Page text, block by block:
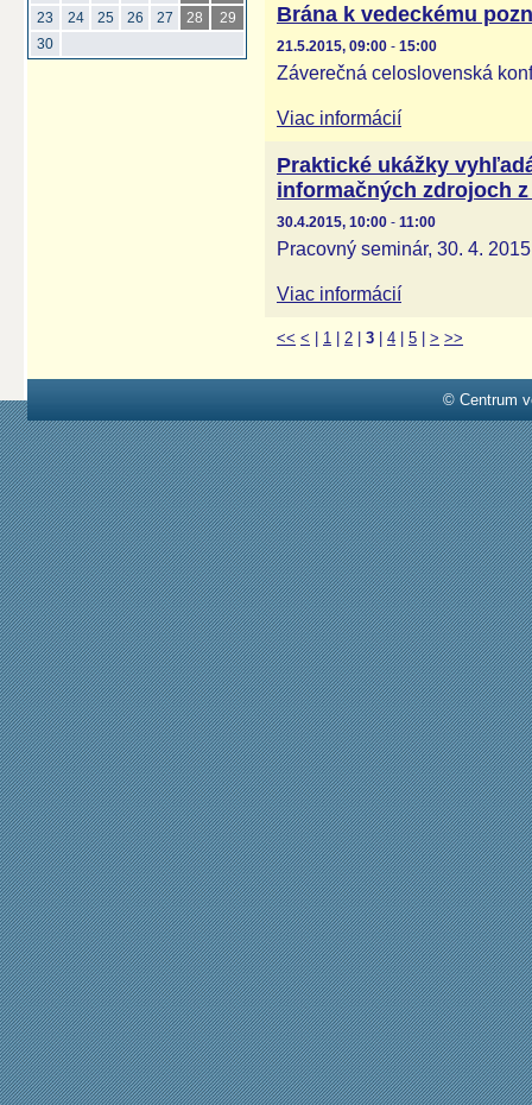
23
24 25 26 27 28
29
30
Brána k vedeckému
21.5.2015, 09:00 - 15:00
Záverečná celoslovenská
Viac informácií
Praktické ukážky
informačných zdrojoch
30.4.2015, 10:00 - 11:00
Pracovný seminár, 30. 4. 2015
Viac informácií
<< < 1 2 3 4 5 > >>
© Centrum